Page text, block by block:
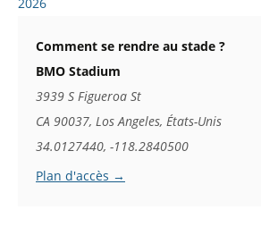
Comment se rendre au stade ?
BMO Stadium
3939 S Figueroa St
CA 90037, Los Angeles, États-Unis
34.0127440, -118.2840500
Plan d'accès →